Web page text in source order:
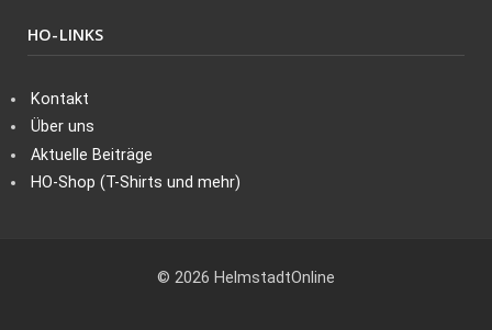
HO-LINKS
Kontakt
Über uns
Aktuelle Beiträge
HO-Shop (T-Shirts und mehr)
© 2026 HelmstadtOnline